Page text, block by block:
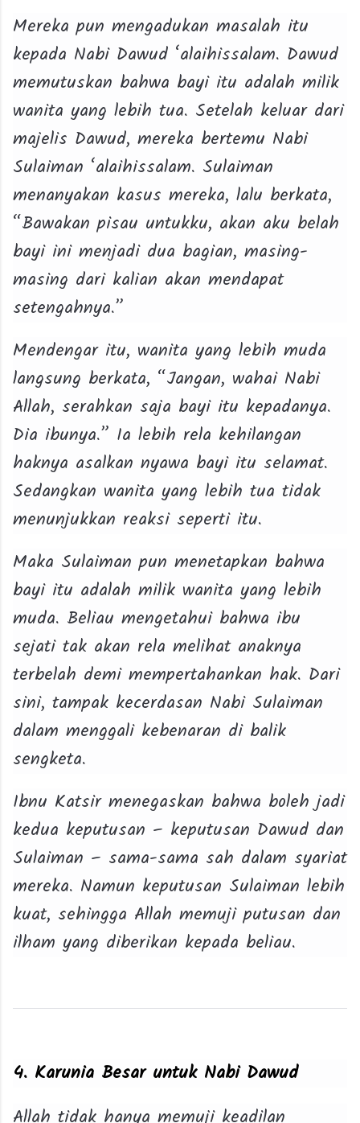
Mereka pun mengadukan masalah itu
kepada Nabi Dawud ‘alaihissalam. Dawud
memutuskan bahwa bayi itu adalah milik
wanita yang lebih tua. Setelah keluar dari
majelis Dawud, mereka bertemu Nabi
Sulaiman ‘alaihissalam. Sulaiman
menanyakan kasus mereka, lalu berkata,
“Bawakan pisau untukku, akan aku belah
bayi ini menjadi dua bagian, masing-
masing dari kalian akan mendapat
setengahnya.”
Mendengar itu, wanita yang lebih muda
langsung berkata, “Jangan, wahai Nabi
Allah, serahkan saja bayi itu kepadanya.
Dia ibunya.” Ia lebih rela kehilangan
haknya asalkan nyawa bayi itu selamat.
Sedangkan wanita yang lebih tua tidak
menunjukkan reaksi seperti itu.
Maka Sulaiman pun menetapkan bahwa
bayi itu adalah milik wanita yang lebih
muda. Beliau mengetahui bahwa ibu
sejati tak akan rela melihat anaknya
terbelah demi mempertahankan hak. Dari
sini, tampak kecerdasan Nabi Sulaiman
dalam menggali kebenaran di balik
sengketa.
Ibnu Katsir menegaskan bahwa boleh jadi
kedua keputusan – keputusan Dawud dan
Sulaiman – sama-sama sah dalam syariat
mereka. Namun keputusan Sulaiman lebih
kuat, sehingga Allah memuji putusan dan
ilham yang diberikan kepada beliau.
4. Karunia Besar untuk Nabi Dawud